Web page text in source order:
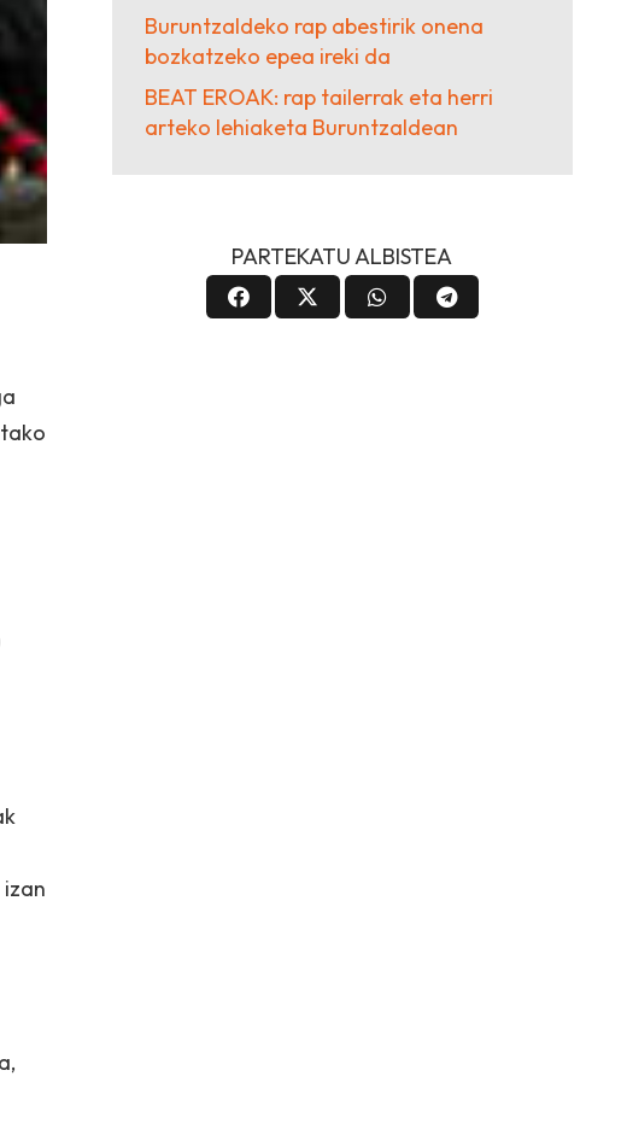
Buruntzaldeko rap abestirik onena
bozkatzeko epea ireki da
BEAT EROAK: rap tailerrak eta herri
arteko lehiaketa Buruntzaldean
PARTEKATU ALBISTEA